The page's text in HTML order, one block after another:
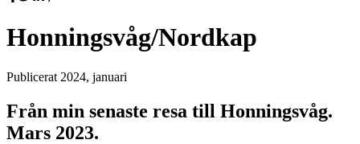
Honningsvåg/Nordkap
Publicerat 2024, januari
Från min senaste resa till Honningsvåg.
Mars 2023.